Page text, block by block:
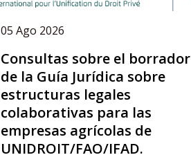
05 Ago 2026
Consultas sobre el borrador
de la Guía Jurídica sobre
estructuras legales
colaborativas para las
empresas agrícolas de
UNIDROIT/FAO/IFAD.